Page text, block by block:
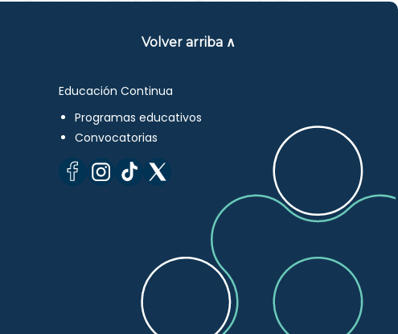
Volver arriba ∧
Educación Continua
Programas educativos
Convocatorias